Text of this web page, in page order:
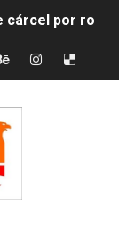
cárcel por robo
de
35 °C para